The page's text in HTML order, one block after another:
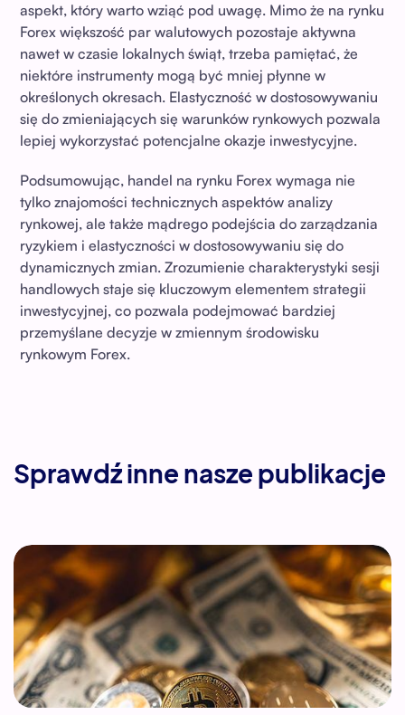
aspekt, który warto wziąć pod uwagę. Mimo że na rynku
Forex większość par walutowych pozostaje aktywna
nawet w czasie lokalnych świąt, trzeba pamiętać, że
niektóre instrumenty mogą być mniej płynne w
określonych okresach. Elastyczność w dostosowywaniu
się do zmieniających się warunków rynkowych pozwala
lepiej wykorzystać potencjalne okazje inwestycyjne.
Podsumowując, handel na rynku Forex wymaga nie
tylko znajomości technicznych aspektów analizy
rynkowej, ale także mądrego podejścia do zarządzania
ryzykiem i elastyczności w dostosowywaniu się do
dynamicznych zmian. Zrozumienie charakterystyki sesji
handlowych staje się kluczowym elementem strategii
inwestycyjnej, co pozwala podejmować bardziej
przemyślane decyzje w zmiennym środowisku
rynkowym Forex.
Sprawdź inne nasze publikacje